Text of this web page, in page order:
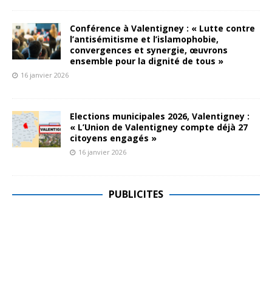
Conférence à Valentigney : « Lutte contre
l’antisémitisme et l’islamophobie,
convergences et synergie, œuvrons
ensemble pour la dignité de tous »
16 janvier 2026
Elections municipales 2026, Valentigney :
« L’Union de Valentigney compte déjà 27
citoyens engagés »
16 janvier 2026
PUBLICITES